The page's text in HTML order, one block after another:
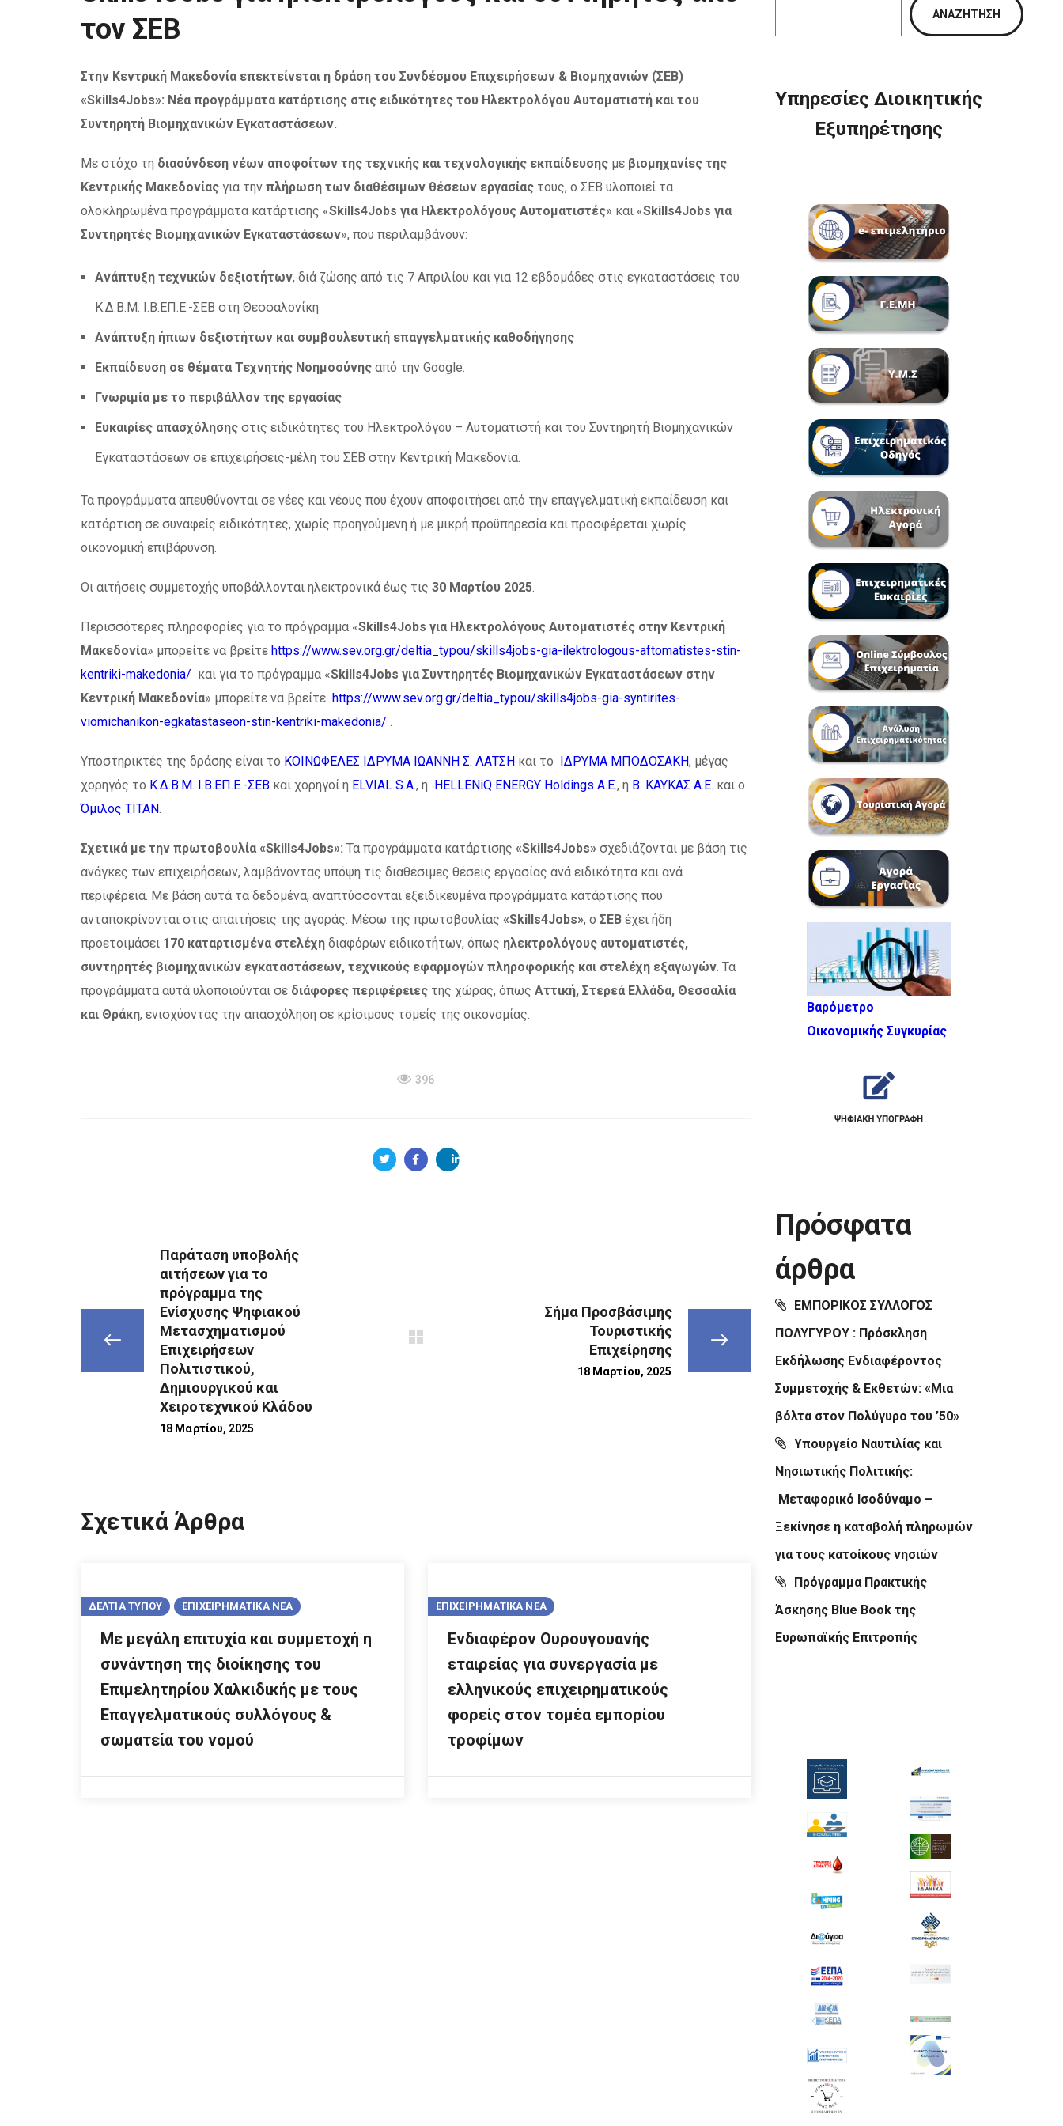
τον ΣΕΒ
Στην Κεντρική Μακεδονία επεκτείνεται η δράση του Συνδέσμου Επιχειρήσεων & Βιομηχανιών (ΣΕΒ)
«Skills4Jobs»: Νέα προγράμματα κατάρτισης στις ειδικότητες του Ηλεκτρολόγου Αυτοματιστή και του
Συντηρητή Βιομηχανικών Εγκαταστάσεων.
Με στόχο τη διασύνδεση νέων αποφοίτων της τεχνικής και τεχνολογικής εκπαίδευσης με βιομηχανίες της
Κεντρικής Μακεδονίας για την πλήρωση των διαθέσιμων θέσεων εργασίας τους, ο ΣΕΒ υλοποιεί τα
ολοκληρωμένα προγράμματα κατάρτισης «Skills4Jobs για Ηλεκτρολόγους Αυτοματιστές» και «Skills4Jobs για
Συντηρητές Βιομηχανικών Εγκαταστάσεων», που περιλαμβάνουν:
Ανάπτυξη τεχνικών δεξιοτήτων, διά ζώσης από τις 7 Απριλίου και για 12 εβδομάδες στις εγκαταστάσεις του
Κ.Δ.Β.Μ. Ι.Β.ΕΠ.Ε.-ΣΕΒ στη Θεσσαλονίκη
Ανάπτυξη ήπιων δεξιοτήτων και συμβουλευτική επαγγελματικής καθοδήγησης
Εκπαίδευση σε θέματα Τεχνητής Νοημοσύνης από την Google.
Γνωριμία με το περιβάλλον της εργασίας
Ευκαιρίες απασχόλησης στις ειδικότητες του Ηλεκτρολόγου – Αυτοματιστή και του Συντηρητή Βιομηχανικών
Εγκαταστάσεων σε επιχειρήσεις-μέλη του ΣΕΒ στην Κεντρική Μακεδονία.
Τα προγράμματα απευθύνονται σε νέες και νέους που έχουν αποφοιτήσει από την επαγγελματική εκπαίδευση και
κατάρτιση σε συναφείς ειδικότητες, χωρίς προηγούμενη ή με μικρή προϋπηρεσία και προσφέρεται χωρίς
οικονομική επιβάρυνση.
Οι αιτήσεις συμμετοχής υποβάλλονται ηλεκτρονικά έως τις 30 Μαρτίου 2025.
Περισσότερες πληροφορίες για το πρόγραμμα «Skills4Jobs για Ηλεκτρολόγους Αυτοματιστές στην Κεντρική
Μακεδονία» μπορείτε να βρείτε https://www.sev.org.gr/deltia_typou/skills4jobs-gia-ilektrologous-aftomatistes-stin-
kentriki-makedonia/ και για το πρόγραμμα «Skills4Jobs για Συντηρητές Βιομηχανικών Εγκαταστάσεων στην
Κεντρική Μακεδονία» μπορείτε να βρείτε https://www.sev.org.gr/deltia_typou/skills4jobs-gia-syntirites-
viomichanikon-egkatastaseon-stin-kentriki-makedonia/ .
Υποστηρικτές της δράσης είναι το ΚΟΙΝΩΦΕΛΕΣ ΙΔΡΥΜΑ ΙΩΑΝΝΗ Σ. ΛΑΤΣΗ και το ΙΔΡΥΜΑ ΜΠΟΔΟΣΑΚΗ, μέγας
χορηγός το Κ.Δ.Β.Μ. Ι.Β.ΕΠ.Ε.-ΣΕΒ και χορηγοί η ELVIAL S.A., η HELLENiQ ENERGY Holdings Α.Ε., η Β. ΚΑΥΚΑΣ Α.Ε. και ο
Όμιλος ΤΙΤΑΝ.
Σχετικά με την πρωτοβουλία «Skills4Jobs»: Τα προγράμματα κατάρτισης «Skills4Jobs» σχεδιάζονται με βάση τις
ανάγκες των επιχειρήσεων, λαμβάνοντας υπόψη τις διαθέσιμες θέσεις εργασίας ανά ειδικότητα και ανά
περιφέρεια. Με βάση αυτά τα δεδομένα, αναπτύσσονται εξειδικευμένα προγράμματα κατάρτισης που
ανταποκρίνονται στις απαιτήσεις της αγοράς. Μέσω της πρωτοβουλίας «Skills4Jobs», ο ΣΕΒ έχει ήδη
προετοιμάσει 170 καταρτισμένα στελέχη διαφόρων ειδικοτήτων, όπως ηλεκτρολόγους αυτοματιστές,
συντηρητές βιομηχανικών εγκαταστάσεων, τεχνικούς εφαρμογών πληροφορικής και στελέχη εξαγωγών. Τα
προγράμματα αυτά υλοποιούνται σε διάφορες περιφέρειες της χώρας, όπως Αττική, Στερεά Ελλάδα, Θεσσαλία
και Θράκη, ενισχύοντας την απασχόληση σε κρίσιμους τομείς της οικονομίας.
396
Παράταση υποβολής
αιτήσεων για το
πρόγραμμα της
Ενίσχυσης Ψηφιακού
Μετασχηματισμού
Επιχειρήσεων
Πολιτιστικού,
Δημιουργικού και
Χειροτεχνικού Κλάδου
18 Μαρτίου, 2025
Σήμα Προσβάσιμης
Τουριστικής
Επιχείρησης
18 Μαρτίου, 2025
Σχετικά Άρθρα
ΔΕΛΤΙΑ ΤΥΠΟΥ ΕΠΙΧΕΙΡΗΜΑΤΙΚΑ ΝΕΑ
Με μεγάλη επιτυχία και συμμετοχή η
συνάντηση της διοίκησης του
Επιμελητηρίου Χαλκιδικής με τους
Επαγγελματικούς συλλόγους &
σωματεία του νομού
ΕΠΙΧΕΙΡΗΜΑΤΙΚΑ ΝΕΑ
Ενδιαφέρον Ουρουγουανής
εταιρείας για συνεργασία με
ελληνικούς επιχειρηματικούς
φορείς στον τομέα εμπορίου
τροφίμων
ΑΝΑΖΉΤΗΣΗ
Υπηρεσίες Διοικητικής
Εξυπηρέτησης
Βαρόμετρο
Οικονομικής Συγκυρίας
Πρόσφατα
άρθρα
ΕΜΠΟΡΙΚΟΣ ΣΥΛΛΟΓΟΣ
ΠΟΛΥΓΥΡΟΥ : Πρόσκληση
Εκδήλωσης Ενδιαφέροντος
Συμμετοχής & Εκθετών: «Μια
βόλτα στον Πολύγυρο του ’50»
Υπουργείο Ναυτιλίας και
Νησιωτικής Πολιτικής:
Μεταφορικό Ισοδύναμο –
Ξεκίνησε η καταβολή πληρωμών
για τους κατοίκους νησιών
Πρόγραμμα Πρακτικής
Άσκησης Blue Book της
Ευρωπαϊκής Επιτροπής